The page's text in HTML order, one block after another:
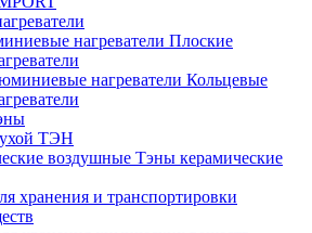
Плоские
Кольцевые
ТЭН
Тэны керамические
хранения и транспортировки